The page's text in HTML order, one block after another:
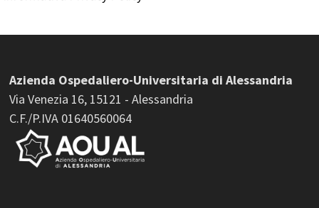
Azienda Ospedaliero-Universitaria di Alessandria
Via Venezia 16, 15121 - Alessandria
C.F./P.IVA 01640560064